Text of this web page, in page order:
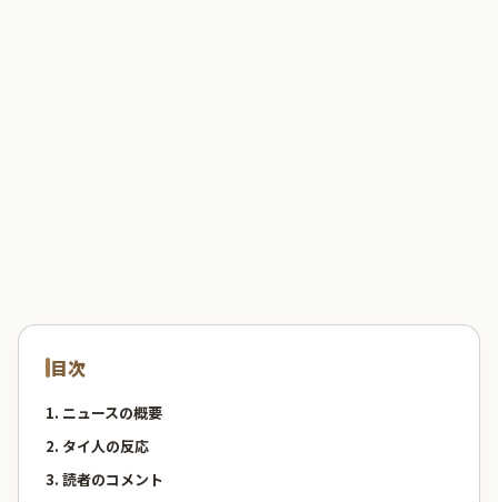
目次
1. ニュースの概要
2. タイ人の反応
3. 読者のコメント